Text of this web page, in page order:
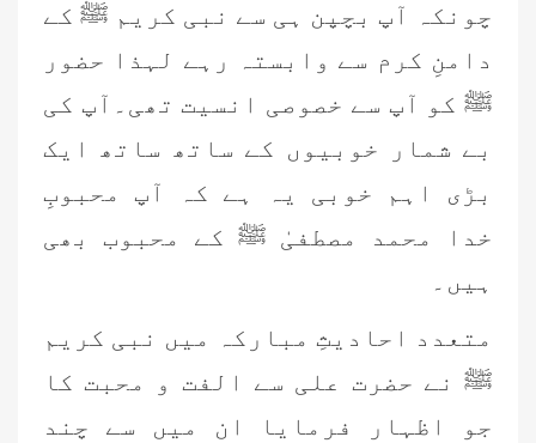
چونکہ آپ بچپن ہی سے نبی کریم ﷺ کے
دامنِ کرم سے وابستہ رہے لہذا حضور
ﷺ کو آپ سے خصوصی انسیت تھی۔آپ کی
بے شمار خوبیوں کے ساتھ ساتھ ایک
بڑی اہم خوبی یہ ہے کہ آپ محبوبِ
خدا محمد مصطفیٰ ﷺ کے محبوب بھی
ہیں۔
متعدد احادیثِ مبارکہ میں نبی کریم
ﷺ نے حضرت علی سے الفت و محبت کا
جو اظہار فرمایا ان میں سے چند